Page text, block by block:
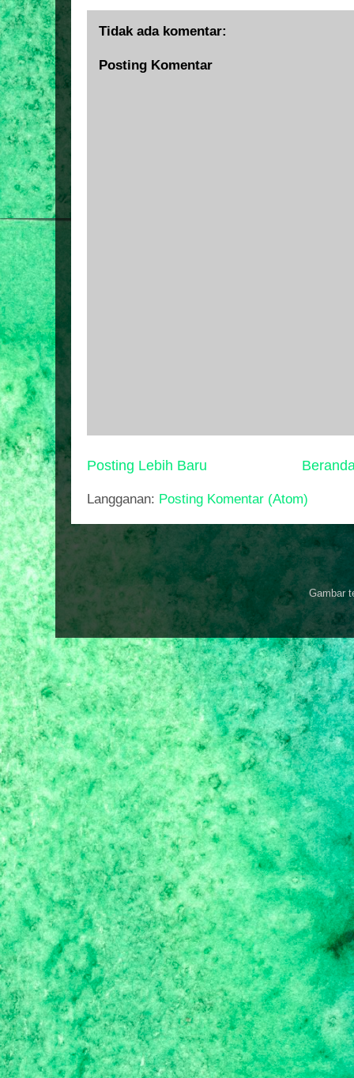
Tidak ada komentar:
Posting Komentar
Posting Lebih Baru
Langganan: Posting Komentar (Atom)
Gambar